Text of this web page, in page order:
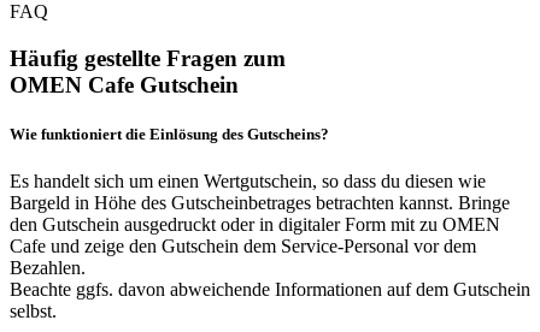
FAQ
Häufig gestellte Fragen zum
OMEN Cafe Gutschein
Wie funktioniert die Einlösung des Gutscheins?
Es handelt sich um einen Wertgutschein, so dass du diesen wie
Bargeld in Höhe des Gutscheinbetrages betrachten kannst. Bringe
den Gutschein ausgedruckt oder in digitaler Form mit zu OMEN
Cafe und zeige den Gutschein dem Service-Personal vor dem
Bezahlen.
Beachte ggfs. davon abweichende Informationen auf dem Gutschein
selbst.